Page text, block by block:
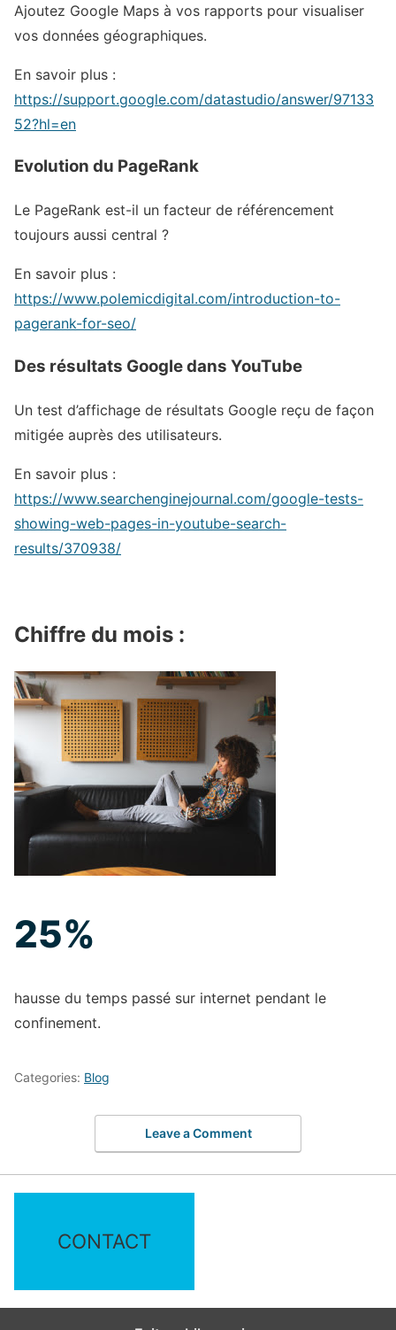
Ajoutez Google Maps à vos rapports pour visualiser
vos données géographiques.
En savoir plus :
https://support.google.com/datastudio/answer/97133
52?hl=en
Evolution du PageRank
Le PageRank est-il un facteur de référencement
toujours aussi central ?
En savoir plus :
https://www.polemicdigital.com/introduction-to-
pagerank-for-seo/
Des résultats Google dans YouTube
Un test d’affichage de résultats Google reçu de façon
mitigée auprès des utilisateurs.
En savoir plus :
https://www.searchenginejournal.com/google-tests-
showing-web-pages-in-youtube-search-
results/370938/
Chiffre du mois :
25%
hausse du temps passé sur internet pendant le
confinement.
Categories: Blog
Leave a Comment
CONTACT